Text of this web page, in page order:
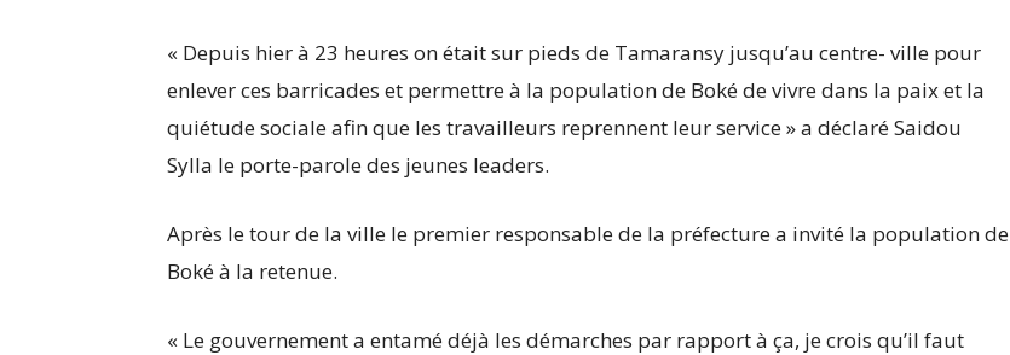
« Depuis hier à 23 heures on était sur pieds de Tamaransy jusqu’au centre- ville pour
enlever ces barricades et permettre à la population de Boké de vivre dans la paix et la
quiétude sociale afin que les travailleurs reprennent leur service » a déclaré Saidou
Sylla le porte-parole des jeunes leaders.
Après le tour de la ville le premier responsable de la préfecture a invité la population de
Boké à la retenue.
« Le gouvernement a entamé déjà les démarches par rapport à ça, je crois qu’il faut